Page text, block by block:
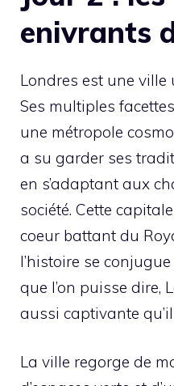
enivrants
Londres est une ville
Ses multiples
une métropole
a su garder ses
en s’adaptant aux
société. Cette
coeur battant du
l’histoire se
que l’on puisse dire,
aussi captivante
La ville regorge de